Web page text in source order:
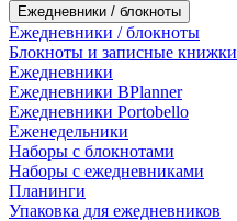
Ежедневники / блокноты
Ежедневники / блокноты
Блокноты и записные книжки
Ежедневники
Ежедневники BPlanner
Ежедневники Portobello
Еженедельники
Наборы с блокнотами
Наборы с ежедневниками
Планинги
Упаковка для ежедневников